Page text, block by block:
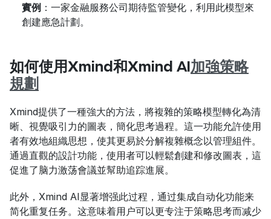
實例 ：一家金融服務公司期待監管變化，利用此模型來
創建應急計劃。
如何使用Xmind和Xmind AI加強策略
規劃
Xmind提供了一種強大的方法，將複雜的策略模型轉化為清
晰、視覺吸引力的圖表，簡化思考過程。這一功能允許使用
者有效地組織思想，使其更易於分解複雜概念以管理組件。
通過直觀的設計功能，使用者可以輕鬆創建和修改圖表，這
促進了脑力激荡會議並幫助追踪進展。
此外，Xmind AI显著增强此过程，通过集成自动化功能来
简化重复任务。这意味着用户可以更专注于策略思考而减少